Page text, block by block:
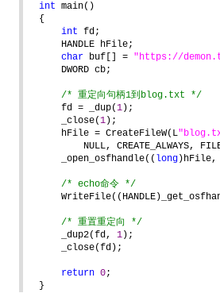
int main()
{
int fd;
HANDLE hFile;
char buf[] = "https://
DWORD cb;
/* 重定向句柄1到blog.txt */
fd = _dup(1 );
_close(1 );
hFile = CreateFileW(L
NULL, CREATE_ALWAYS,
_open_osfhandle(( long )hFile,
/* echo命令 */
/* 重置重定向 */
_dup2(fd, 1 );
_close(fd);
return 0;
}